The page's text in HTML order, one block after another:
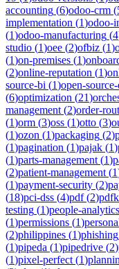
accounting (6)odoo-crm (
implementation (1)odoo-
(1)odoo-manufacturing (4
studio (1)oee (2)ofbiz (1)
(1)on-premises (1)
(2)online-reputation (1)
source-bi (1)open-
(6)optimization (21)
management (2)order-
(1)orm (3)oss (1)otto (3)
(1)ozon (1)packaging (2)
(1)pagination (1)pajak (1)
(1)parts-management (1)
(2)patient-management (1
(1)payment-security (2)
(18)pci-dss (4)pdf(2)
testing (1)people-analytics
(1)permissions (1)
(2)philippines (1)phishing
(1)pipeda (1)pipedrive (2)
(1)pixel-perfect (1)